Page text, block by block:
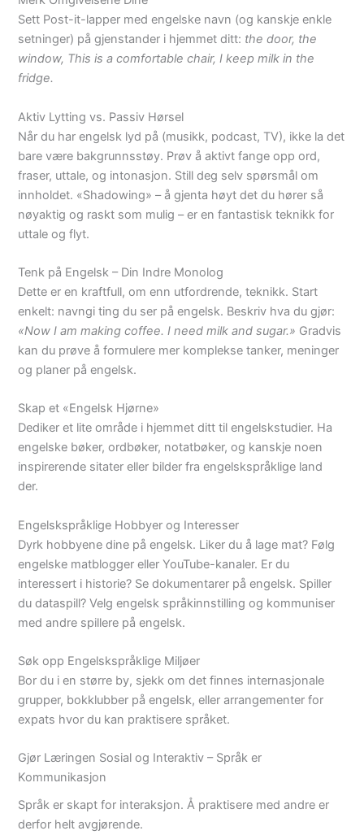
Sett Post-it-lapper med engelske navn (og kanskje enkle
setninger) på gjenstander i hjemmet ditt: the door, the
window, This is a comfortable chair, I keep milk in the
fridge.
Aktiv Lytting vs. Passiv Hørsel
Når du har engelsk lyd på (musikk, podcast, TV), ikke la det
bare være bakgrunnsstøy. Prøv å aktivt fange opp ord,
fraser, uttale, og intonasjon. Still deg selv spørsmål om
innholdet. «Shadowing» – å gjenta høyt det du hører så
nøyaktig og raskt som mulig – er en fantastisk teknikk for
uttale og flyt.
Tenk på Engelsk – Din Indre Monolog
Dette er en kraftfull, om enn utfordrende, teknikk. Start
enkelt: navngi ting du ser på engelsk. Beskriv hva du gjør:
«Now I am making coffee. I need milk and sugar.» Gradvis
kan du prøve å formulere mer komplekse tanker, meninger
og planer på engelsk.
Skap et «Engelsk Hjørne»
Dediker et lite område i hjemmet ditt til engelskstudier. Ha
engelske bøker, ordbøker, notatbøker, og kanskje noen
inspirerende sitater eller bilder fra engelskspråklige land
der.
Engelskspråklige Hobbyer og Interesser
Dyrk hobbyene dine på engelsk. Liker du å lage mat? Følg
engelske matblogger eller YouTube-kanaler. Er du
interessert i historie? Se dokumentarer på engelsk. Spiller
du dataspill? Velg engelsk språkinnstilling og kommuniser
med andre spillere på engelsk.
Søk opp Engelskspråklige Miljøer
Bor du i en større by, sjekk om det finnes internasjonale
grupper, bokklubber på engelsk, eller arrangementer for
expats hvor du kan praktisere språket.
Gjør Læringen Sosial og Interaktiv – Språk er
Kommunikasjon
Språk er skapt for interaksjon. Å praktisere med andre er
derfor helt avgjørende.